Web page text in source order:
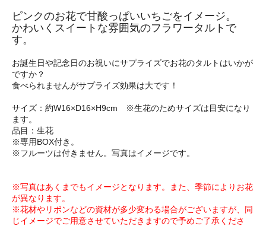
ピンクのお花で甘酸っぱいいちごをイメージ。
かわいくスイートな雰囲気のフラワータルトで
す。
お誕生日や記念日のお祝いにサプライズでお花のタルトはいかが
ですか？
食べられませんがサプライズ効果は大です！
サイズ：約W16×D16×H9cm ※生花のためサイズは目安になり
ます。
品目：生花
※専用BOX付き。
※フルーツは付きません。写真はイメージです。
※写真はあくまでもイメージとなります。また、季節によりお花
が異なります。
※花材やリボンなどの資材が多少変わる場合がございますが、同
じイメージでご用意させていただきますので予めご了承くださ